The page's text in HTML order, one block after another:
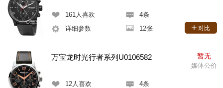
161 人喜欢
4条
详细参数
12张 对比
万宝龙时光行者系列U0106582
12人喜欢
4条
暂无
媒体公价